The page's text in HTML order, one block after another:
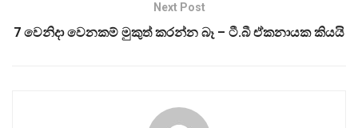
Next Post
7 වෙනිදා වෙනකම් මුකුත් කරන්න බෑ – ටී.බී ඒකනායක කියයි